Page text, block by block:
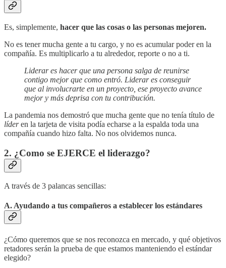
Es, simplemente, hacer que las cosas o las personas mejoren.
No es tener mucha gente a tu cargo, y no es acumular poder en la
compañía. Es multiplicarlo a tu alrededor, reporte o no a ti.
Liderar es hacer que una persona salga de reunirse
contigo mejor que como entró. Liderar es conseguir
que al involucrarte en un proyecto, ese proyecto avance
mejor y más deprisa con tu contribución.
La pandemia nos demostró que mucha gente que no tenía título de
líderen la tarjeta de visita podía echarse a la espalda toda una
compañía cuando hizo falta. No nos olvidemos nunca.
2. ¿Como se EJERCE el liderazgo?
A través de 3 palancas sencillas:
A. Ayudando a tus compañeros a establecer los estándares
¿Cómo queremos que se nos reconozca en mercado, y qué objetivos
retadores serán la prueba de que estamos manteniendo el estándar
elegido?